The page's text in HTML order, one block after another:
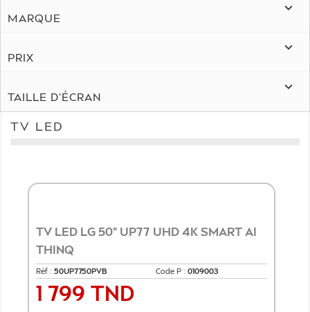
MARQUE

PRIX

TAILLE D'ÉCRAN

TV LED
TV LED LG 50" UP77 UHD 4K SMART AI
THINQ
Réf : 50UP7750PVB Code P : 0109003
Prix
1 799 TND